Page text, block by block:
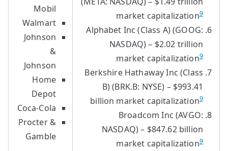
market capitalization9
Alphabet Inc (Class A) (GOOG:
NASDAQ) – $2.02 trillion
market capitalization9
Berkshire Hathaway Inc (Class
B) (BRK.B: NYSE) – $993.41
billion market capitalization9
Broadcom Inc (AVGO:
NASDAQ) – $847.62 billion
market capitalization9
Mobil
Walmart
Johnson
&
Johnson
Home
Depot
Coca-Cola
Procter &
Gamble